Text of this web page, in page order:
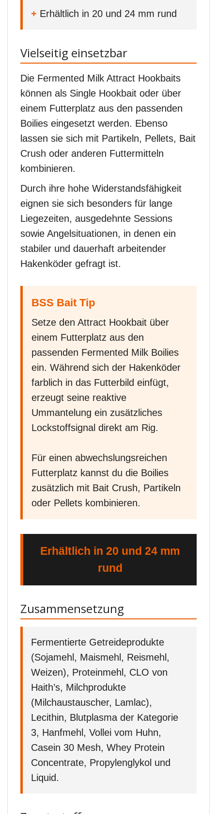
+ Erhältlich in 20 und 24 mm rund
Vielseitig einsetzbar
Die Fermented Milk Attract Hookbaits
können als Single Hookbait oder über
einem Futterplatz aus den passenden
Boilies eingesetzt werden. Ebenso
lassen sie sich mit Partikeln, Pellets, Bait
Crush oder anderen Futtermitteln
kombinieren.
Durch ihre hohe Widerstandsfähigkeit
eignen sie sich besonders für lange
Liegezeiten, ausgedehnte Sessions
sowie Angelsituationen, in denen ein
stabiler und dauerhaft arbeitender
Hakenköder gefragt ist.
BSS Bait Tip
Setze den Attract Hookbait über
einem Futterplatz aus den
passenden Fermented Milk Boilies
ein. Während sich der Hakenköder
farblich in das Futterbild einfügt,
erzeugt seine reaktive
Ummantelung ein zusätzliches
Lockstoffsignal direkt am Rig.
Für einen abwechslungsreichen
Futterplatz kannst du die Boilies
zusätzlich mit Bait Crush, Partikeln
oder Pellets kombinieren.
Erhältlich in 20 und 24 mm
rund
Zusammensetzung
Fermentierte Getreideprodukte
(Sojamehl, Maismehl, Reismehl,
Weizen), Proteinmehl, CLO von
Haith’s, Milchprodukte
(Milchaustauscher, Lamlac),
Lecithin, Blutplasma der Kategorie
3, Hanfmehl, Vollei vom Huhn,
Casein 30 Mesh, Whey Protein
Concentrate, Propylenglykol und
Liquid.